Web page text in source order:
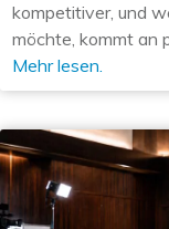
kompetitiver, und
möchte, kommt an
Mehr lesen.